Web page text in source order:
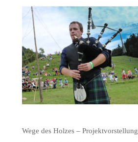
Wege des Holzes – Projektvorstellung